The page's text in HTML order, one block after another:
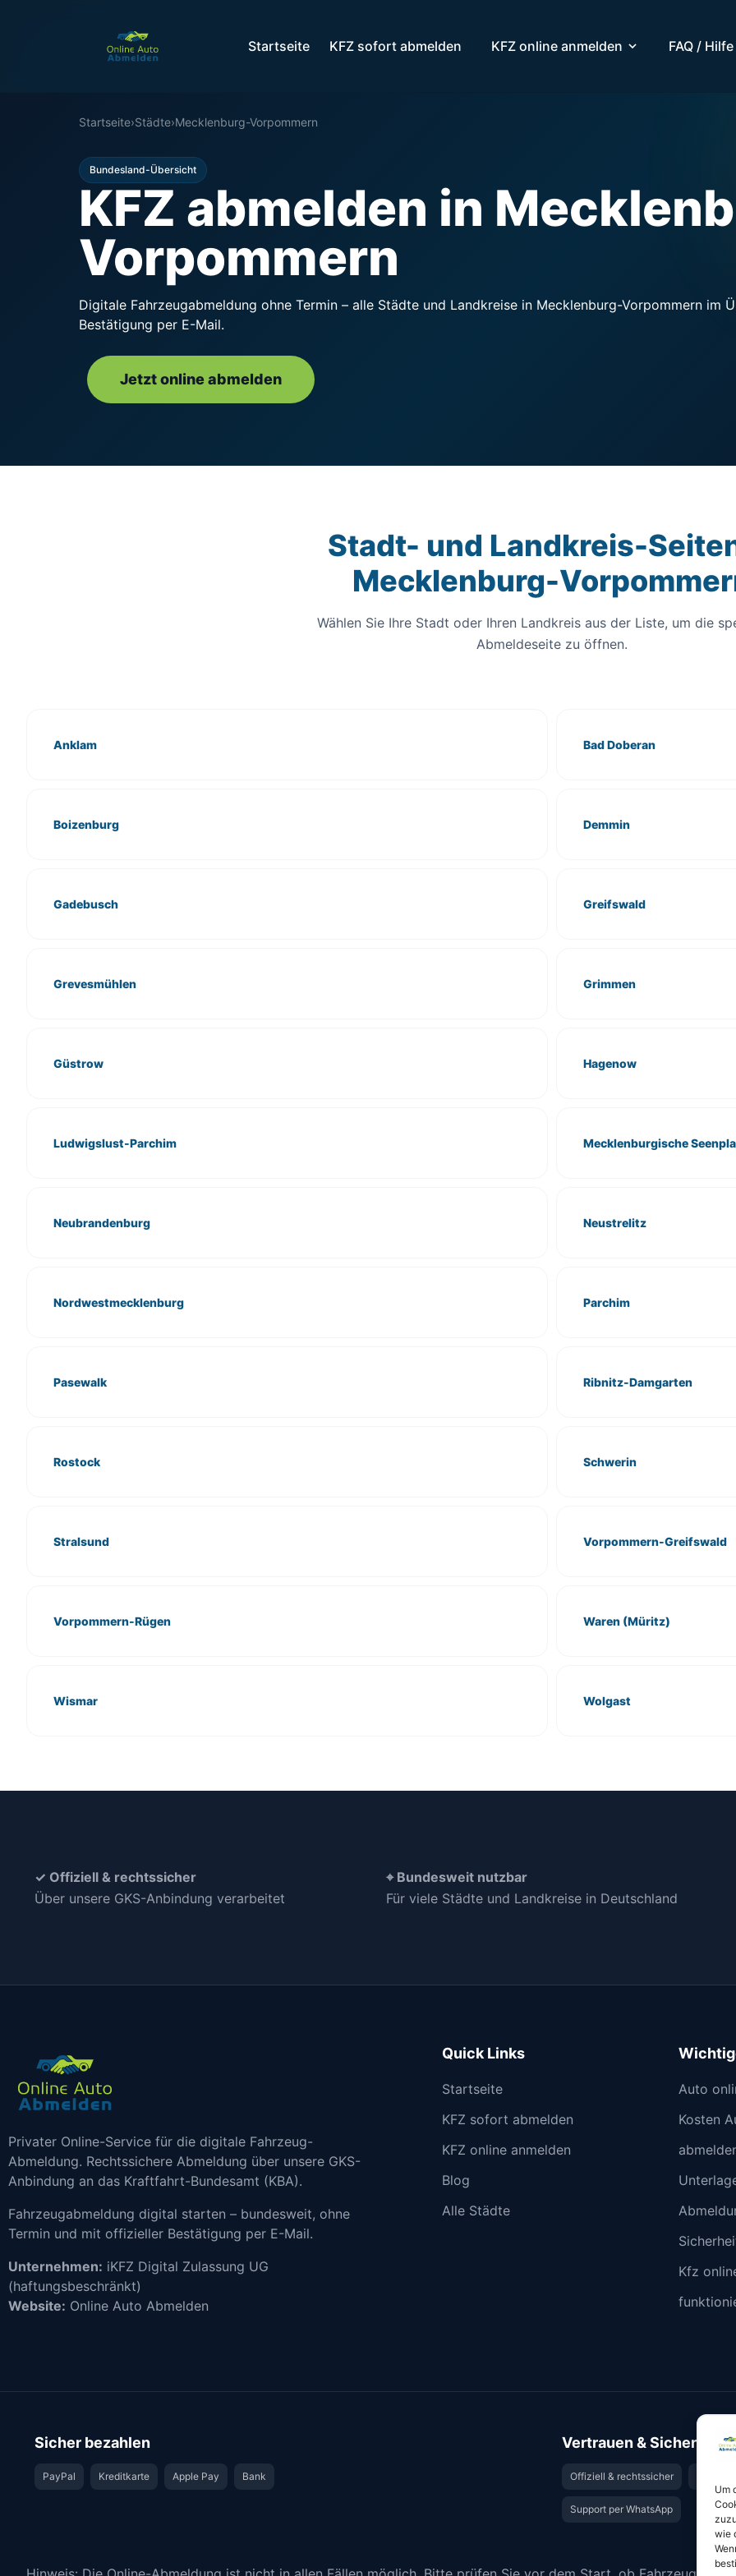
Um
wie
Startseite KFZ sofort abmelden KFZ online anmelden FAQ / Hilfe
Startseite›Städte›Mecklenburg-Vorpommern
Bundesland-Übersicht
KFZ abmelden in
Vorpommern
Digitale Fahrzeugabmeldung ohne Termin – alle Städte und Landkreise in Mecklenburg-Vorpommern im
Bestätigung per E-Mail.
Jetzt online abmelden
Stadt- und Landkreis-
Mecklenburg-
Wählen Sie Ihre Stadt oder Ihren Landkreis aus der Liste, um die
Abmeldeseite zu öffnen.
Anklam Bad Doberan
Boizenburg Demmin
Gadebusch Greifswald
Grevesmühlen Grimmen
Güstrow Hagenow
Ludwigslust-Parchim Mecklenburgische
Neubrandenburg Neustrelitz
Nordwestmecklenburg Parchim
Pasewalk Ribnitz-Damgarten
Rostock Schwerin
Stralsund Vorpommern-Greifswald
Vorpommern-Rügen Waren (Müritz)
Wismar Wolgast
✓ Offiziell & rechtssicher
Über unsere GKS-Anbindung verarbeitet
⌖ Bundesweit nutzbar
Für viele Städte und Landkreise in Deutschland
Privater Online-Service für die digitale Fahrzeug-
Abmeldung. Rechtssichere Abmeldung über unsere GKS-
Anbindung an das Kraftfahrt-Bundesamt (KBA).
Fahrzeugabmeldung digital starten – bundesweit, ohne
Termin und mit offizieller Bestätigung per E-Mail.
Unternehmen: iKFZ Digital Zulassung UG
(haftungsbeschränkt)
Website: Online Auto Abmelden
Quick Links
Startseite
KFZ sofort abmelden
KFZ online anmelden
Blog
Alle Städte
Auto
Kosten
Kfz
Sicher bezahlen
PayPal Kreditkarte Apple Pay Bank
Vertrauen & Sicherheit
Offiziell & rechtssicher
Support per WhatsApp